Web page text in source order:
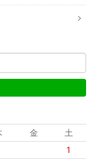
金
土
1